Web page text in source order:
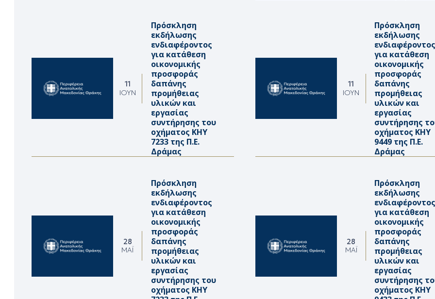
11
ΙΟΎΝ
Πρόσκληση
εκδήλωσης
ενδιαφέροντος
για κατάθεση
οικονομικής
προσφοράς
δαπάνης
προμήθειας
υλικών και
εργασίας
συντήρησης του
οχήματος ΚΗΥ
7233 της Π.Ε.
Δράμας
11
ΙΟΎΝ
Πρόσκληση
εκδήλωσης
ενδιαφέροντος
για κατάθεση
οικονομικής
προσφοράς
δαπάνης
προμήθειας
υλικών και
εργασίας
συντήρησης
οχήματος ΚΗΥ
9449 της Π.Ε.
Δράμας
28
ΜΆΙ
Πρόσκληση
εκδήλωσης
ενδιαφέροντος
για κατάθεση
οικονομικής
προσφοράς
δαπάνης
προμήθειας
υλικών και
εργασίας
συντήρησης του
οχήματος ΚΗΥ
28
ΜΆΙ
Πρόσκληση
εκδήλωσης
ενδιαφέροντος
για κατάθεση
οικονομικής
προσφοράς
δαπάνης
προμήθειας
υλικών και
εργασίας
συντήρησης
οχήματος ΚΗΥ